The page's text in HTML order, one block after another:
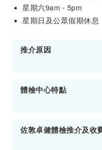
星期六9am - 5pm
星期日及公眾假期休息
推介原因
體檢中心特點
佐敦卓健體檢推介及收